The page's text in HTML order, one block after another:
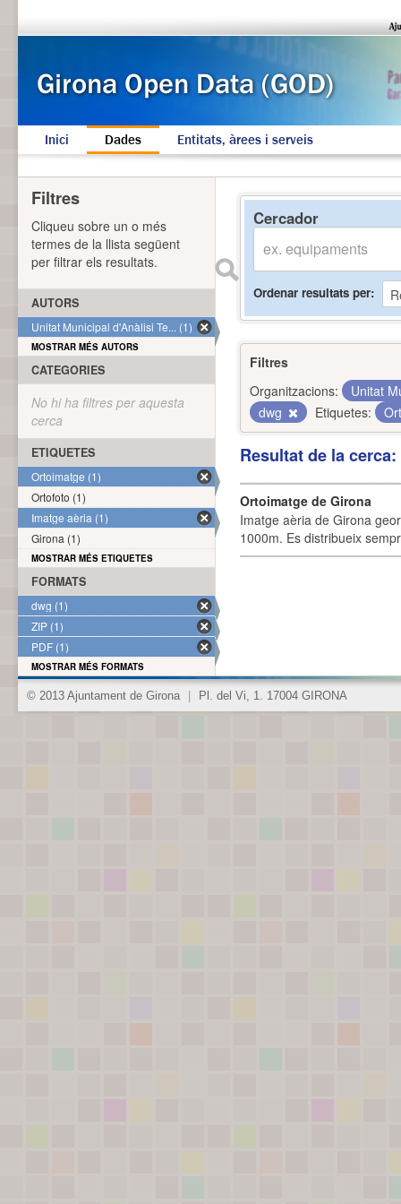
Inici Dades Entitats, àrees i serveis
Cercador
Ordenar resultats per
Filtres
Organitzacions:
Unitat
dwg
Etiquetes:
Resultat de la
Ortoimatge de Girona
Imatge aèria de Girona
1000m. Es distribueix
Filtres
Cliqueu sobre un o més
termes de la llista següent
per filtrar els resultats.
AUTORS
Unitat Municipal d'Anàlisi Te... (1)
MOSTRAR MÉS AUTORS
CATEGORIES
No hi ha filtres per aquesta
cerca
ETIQUETES
Ortoimatge (1)
Ortofoto (1)
Imatge aèria (1)
Girona (1)
MOSTRAR MÉS ETIQUETES
FORMATS
dwg (1)
ZIP (1)
PDF (1)
MOSTRAR MÉS FORMATS
© 2013 Ajuntament de Girona Pl. del Vi, 1. 17004 GIRONA